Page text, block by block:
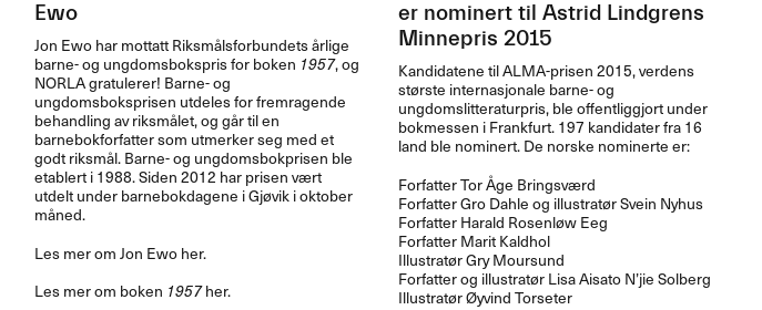
Ewo
Jon Ewo har mottatt Riksmålsforbundets årlige
barne- og ungdomsbokspris for boken 1957, og
NORLAgratulerer! Barne- og
ungdomsboksprisen utdeles for fremragende
behandling av riksmålet, og går til en
barnebokforfatter som utmerker seg med et
godt riksmål. Barne- og ungdomsbokprisen ble
etablert i 1988. Siden 2012 har prisen vært
utdelt under barnebokdagene i Gjøvik i oktober
måned.
Les mer om Jon Ewo her.
Les mer om boken 1957her.
er nominert til Astrid Lindgrens
Minnepris 2015
Kandidatene tilALMA-prisen 2015, verdens
største internasjonale barne- og
ungdomslitteraturpris, ble offentliggjort under
bokmessen i Frankfurt. 197 kandidater fra 16
land ble nominert. De norske nominerte er:
Forfatter Tor Åge Bringsværd
Forfatter Gro Dahle og illustratør Svein Nyhus
Forfatter Harald Rosenløw Eeg
Forfatter Marit Kaldhol
Illustratør Gry Moursund
Forfatter og illustratør Lisa Aisato N’jie Solberg
Illustratør Øyvind Torseter